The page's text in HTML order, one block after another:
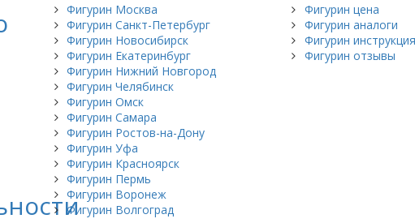
Фигурин Москва
Фигурин Санкт-Петербург
Фигурин Новосибирск
Фигурин Екатеринбург
Фигурин Нижний Новгород
Фигурин Челябинск
Фигурин Омск
Фигурин Самара
Фигурин Ростов-на-Дону
Фигурин Уфа
Фигурин Красноярск
Фигурин Пермь
Фигурин Воронеж
Фигурин Волгоград
Фигурин цена
Фигурин аналоги
Фигурин инструкция
Фигурин отзывы